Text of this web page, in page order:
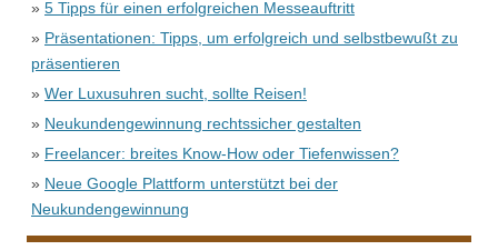
» 5 Tipps für einen erfolgreichen Messeauftritt
» Präsentationen: Tipps, um erfolgreich und selbstbewußt zu
präsentieren
» Wer Luxusuhren sucht, sollte Reisen!
» Neukundengewinnung rechtssicher gestalten
» Freelancer: breites Know-How oder Tiefenwissen?
» Neue Google Plattform unterstützt bei der
Neukundengewinnung